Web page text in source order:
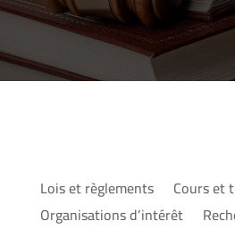
Lois et règlements
Cours et
Organisations d’intérêt